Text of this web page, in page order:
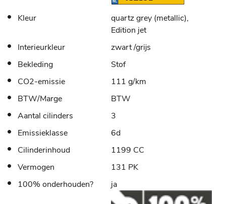
Kleur
quartz grey (metallic),
Edition jet
Interieurkleur
zwart /grijs
Bekleding
Stof
CO2-emissie
111 g/km
BTW/Marge
BTW
Aantal cilinders
3
Emissieklasse
6d
Cilinderinhoud
1199 CC
Vermogen
131 PK
100% onderhouden?
ja